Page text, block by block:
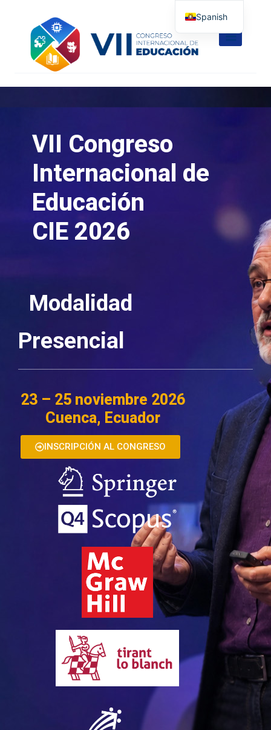
VII Congreso
Internacional de
Educación
CIE 2026
Modalidad
Presencial
23 – 25 noviembre 2026
Cuenca, Ecuador
INSCRIPCIÓN AL CONGRESO
Spanish
English